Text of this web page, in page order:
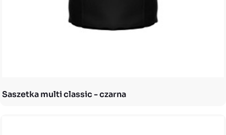
Saszetka multi classic - czarna